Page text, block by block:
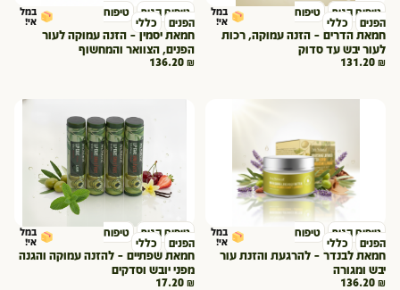
טיפוח הגוף
טיפוח
הפנים
כללי
במל
אי!
חמאת הדרים – הזנה עמוקה, רכות
לעור יבש עד סדוק
131.20
טיפוח הגוף
טיפוח
הפנים
כללי
במל
אי!
חמאת יסמין – הזנה עמוקה לעור
הפנים, הצוואר והמחשוף
136.20
טיפוח הגוף
טיפוח
הפנים
כללי
במל
אי!
חמאת לבנדר – להרגעת והזנת עור
יבש ומגורה
136.20
טיפוח הגוף
טיפוח
הפנים
כללי
במל
אי!
חמאת שפתיים – להזנה עמוקה והגנה
מפני יובש וסדקים
17.20